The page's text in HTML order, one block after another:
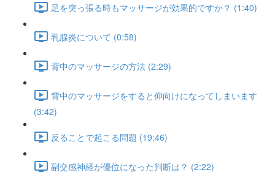
足を突っ張る時もマッサージが効果的ですか？ (1:40)
乳腺炎について (0:58)
背中のマッサージの方法 (2:29)
背中のマッサージをすると仰向けになってしまいます
(3:42)
反ることで起こる問題 (19:46)
副交感神経が優位になった判断は？ (2:22)